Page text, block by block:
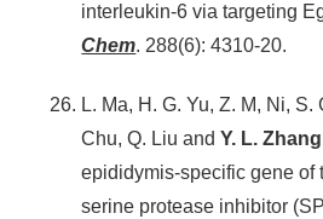
interleukin-6 via targeting
Chem. 288(6): 4310-20.
L. Ma, H. G. Yu, Z. M, Ni, S.
Chu, Q. Liu andY. L. Zhang
epididymis-specific gene of
serine protease inhibitor